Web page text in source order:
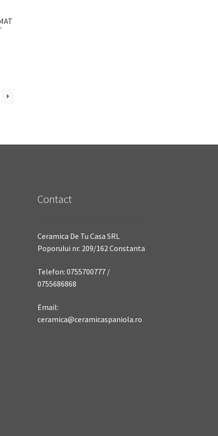
Contact
Ceramica De Tu Casa SRL
Poporului nr. 209/162 Constanta
Telefon: 0755700777 /
0755686868
Email:
ceramica@ceramicaspaniola.ro